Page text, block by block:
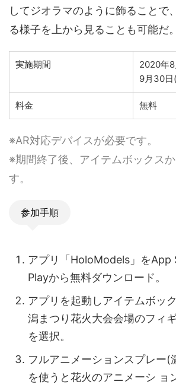
してジオラマのように飾ることで
る様子を上から見ることも可能だ。
実施期間
2020年8
9月30日
料金 無料
※AR対応デバイスが必要です。
※期間終了後、アイテムボックス
す。
参加手順
アプリ「HoloModels」を
Playから無料ダウンロード。
アプリを起動しアイテムボッ
潟まつり花火大会会場のフィ
を選択。
フルアニメーションスプレー(
を使うと花火のアニメーシ ョ